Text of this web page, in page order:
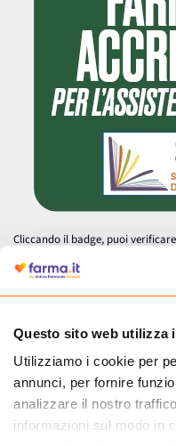
Questo sito web utilizza
Utilizziamo i cookie per
annunci, per fornire
analizzare il nostro
informazioni sul modo in
Cliccando il badge, puoi
autorizzata dal Ministero della
medicinali.